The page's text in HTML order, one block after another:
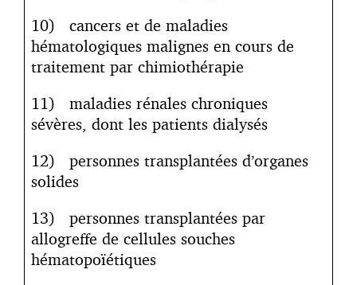
10) cancers et de maladies
hématologiques malignes en cours de
traitement par chimiothérapie
11) maladies rénales chroniques
sévères, dont les patients dialysés
12) personnes transplantées d’organes
solides
13) personnes transplantées par
allogreffe de cellules souches
hématopoïétiques